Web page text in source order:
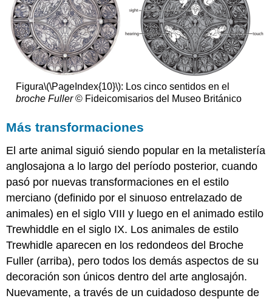
Figura\(\PageIndex{10}\): Los cinco sentidos en el
broche Fuller© Fideicomisarios del Museo Británico
Más transformaciones
El arte animal siguió siendo popular en la metalistería
anglosajona a lo largo del período posterior, cuando
pasó por nuevas transformaciones en el estilo
merciano (definido por el sinuoso entrelazado de
animales) en el siglo VIII y luego en el animado estilo
Trewhiddle en el siglo IX. Los animales de estilo
Trewhidle aparecen en los redondeos del Broche
Fuller (arriba), pero todos los demás aspectos de su
decoración son únicos dentro del arte anglosajón.
Nuevamente, a través de un cuidadoso despunte de